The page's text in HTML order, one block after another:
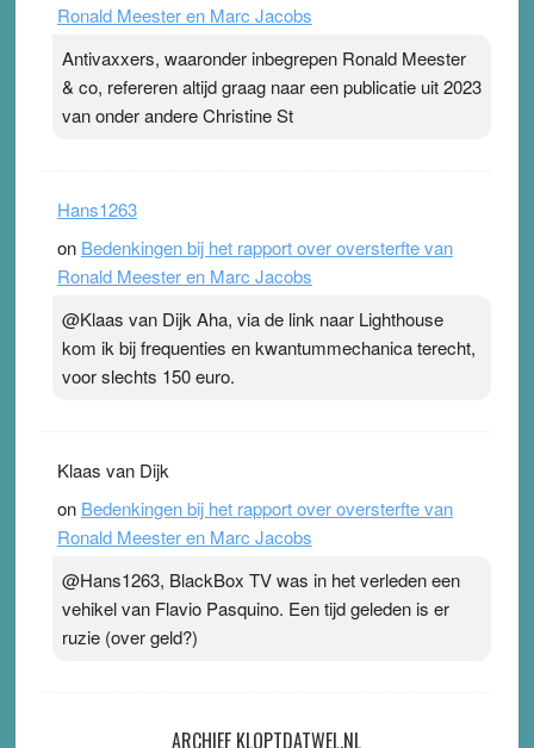
Ronald Meester en Marc Jacobs
Antivaxxers, waaronder inbegrepen Ronald Meester
& co, refereren altijd graag naar een publicatie uit 2023
van onder andere Christine St
Hans1263
on Bedenkingen bij het rapport over oversterfte van
Ronald Meester en Marc Jacobs
@Klaas van Dijk Aha, via de link naar Lighthouse
kom ik bij frequenties en kwantummechanica terecht,
voor slechts 150 euro.
Klaas van Dijk
on Bedenkingen bij het rapport over oversterfte van
Ronald Meester en Marc Jacobs
@Hans1263, BlackBox TV was in het verleden een
vehikel van Flavio Pasquino. Een tijd geleden is er
ruzie (over geld?)
ARCHIEF KLOPTDATWEL.NL